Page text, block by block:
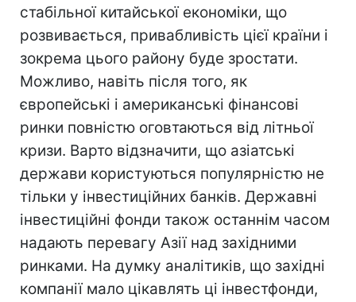
стабільної китайської економіки, що
розвивається, привабливість цієї країни і
зокрема цього району буде зростати.
Можливо, навіть після того, як
європейські і американські фінансові
ринки повністю оговтаються від літньої
кризи. Варто відзначити, що азіатські
держави користуються популярністю не
тільки у інвестиційних банків. Державні
інвестиційні фонди також останнім часом
надають перевагу Азії над західними
ринками. На думку аналітиків, що західні
компанії мало цікавлять ці інвестфонди,